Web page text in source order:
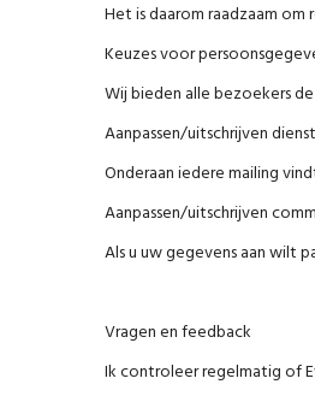
Het is daarom raadzaam
Keuzes voor
Wij bieden alle bezoekers
Aanpassen/uitschrijven
Onderaan iedere mailing
Aanpassen/uitschrijven
Als u uw gegevens aan wilt
Vragen en feedback
Ik controleer regelmatig of